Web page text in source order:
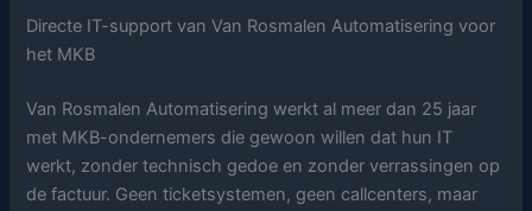
Directe IT-support van Van Rosmalen Automatisering voor
het MKB
Van Rosmalen Automatisering werkt al meer dan 25 jaar
met MKB-ondernemers die gewoon willen dat hun IT
werkt, zonder technisch gedoe en zonder verrassingen op
de factuur. Geen ticketsystemen, geen callcenters, maar